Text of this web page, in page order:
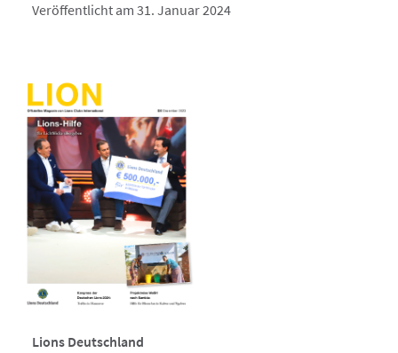
Veröffentlicht am 31. Januar 2024
Lions Deutschland